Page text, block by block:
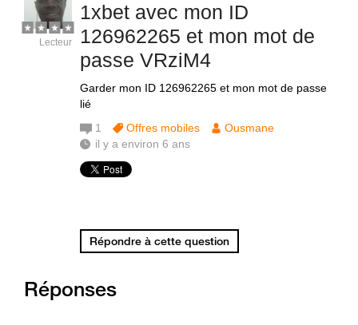
1xbet avec mon ID
126962265 et mon mot de
passe VRziM4
Garder mon ID 126962265 et mon mot de passe
lié
Lecteur
1 Offres mobiles
Ousmane
il y a environ 6 ans
Répondre à cette question
Réponses